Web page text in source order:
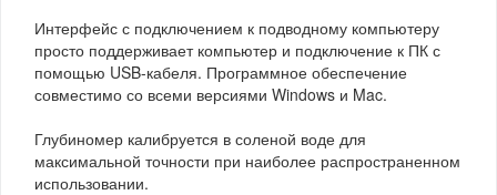
Интерфейс с подключением к подводному компьютеру
просто поддерживает компьютер и подключение к ПК с
помощью USB-кабеля. Программное обеспечение
совместимо со всеми версиями Windows и Mac.
Глубиномер калибруется в соленой воде для
максимальной точности при наиболее распространенном
использовании.